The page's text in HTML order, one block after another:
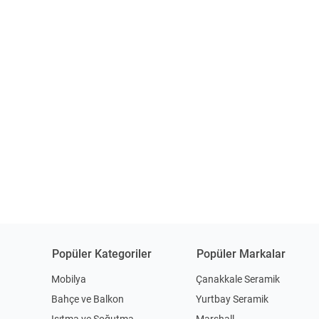
Popüler Kategoriler
Mobilya
Bahçe ve Balkon
Popüler Markalar
Çanakkale Seramik
Yurtbay Seramik